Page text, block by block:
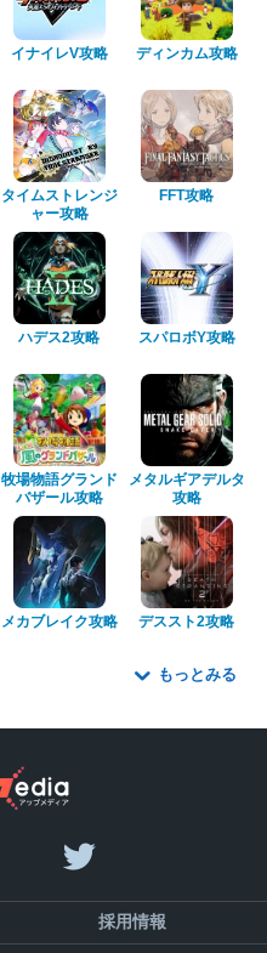
イナイレV攻略 ディンカム攻略
タイムストレンジ
ャー攻略
FFT攻略
ハデス2攻略 スパロボY攻略
牧場物語グランド
バザール攻略
メタルギアデルタ
攻略
メカブレイク攻略 デススト2攻略
もっとみる
採用情報